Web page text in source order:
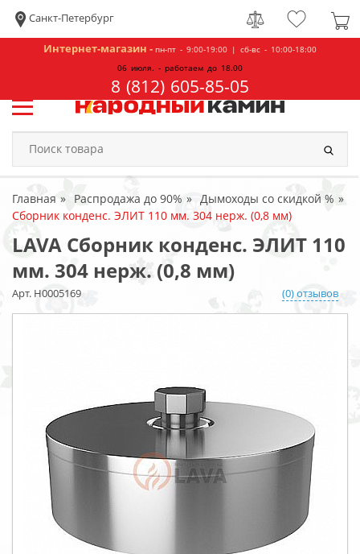
Санкт-Петербург
Интернет-магазин - пн-пт - 9:00-19:00 | сб-вс - 10:00-18:00
06 июля. - работаем до 18.00
8 (812) 605-85-05
Главная Распродажа до 90%
Дымоходы со скидкой %
Сборник конденс. ЭЛИТ 110 мм. 304 нерж. (0,8 мм)
LAVA Сборник конденс. ЭЛИТ 110
мм. 304 нерж. (0,8 мм)
Арт. Н0005169 (0) отзывов